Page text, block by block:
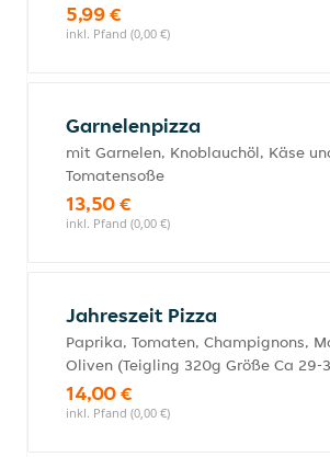
5,99 €
inkl. Pfand (0,00 €)
Garnelenpizza
mit Garnelen, Knoblauchöl, Käse
Tomatensoße
13,50 €
inkl. Pfand (0,00 €)
Jahreszeit Pizza
Paprika, Tomaten, Champignons,
Oliven (Teigling 320g Größe Ca 29-
14,00 €
inkl. Pfand (0,00 €)